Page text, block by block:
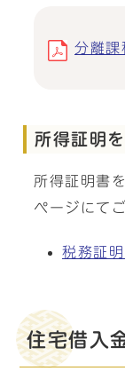
分離
所得証明
所得証明書
ページにて
税務証
住宅借入